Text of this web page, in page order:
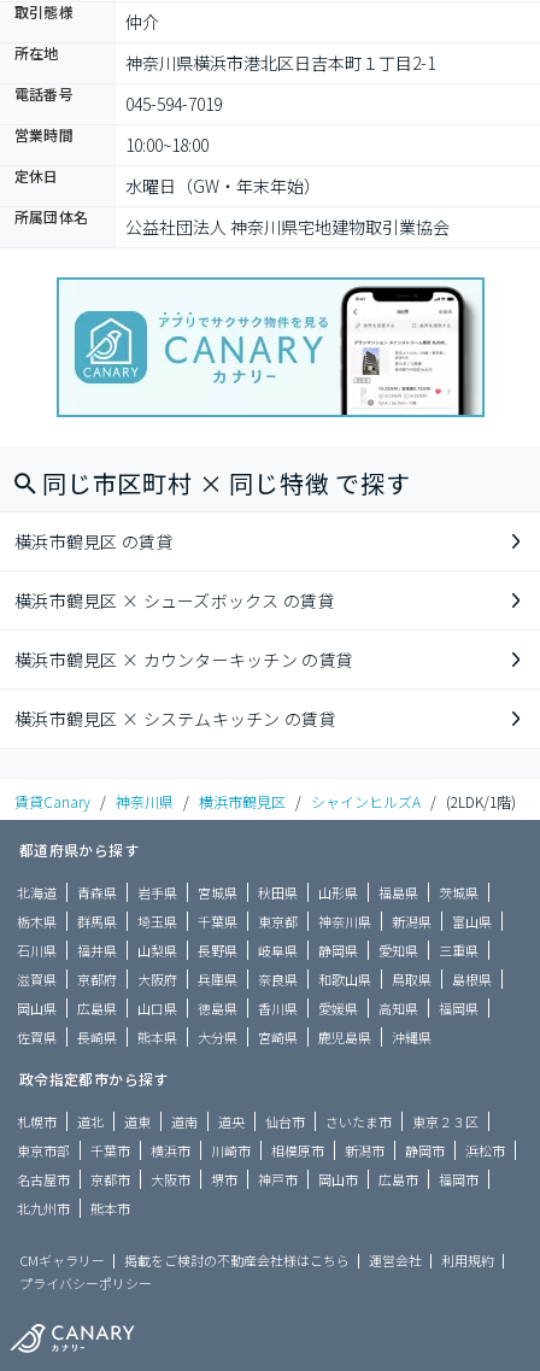
取引態様 仲介
所在地 神奈川県横浜市港北区日吉本町１丁目2-1
電話番号 045-594-7019
営業時間 10:00~18:00
定休日 水曜日（GW・年末年始）
所属団体名 公益社団法人 神奈川県宅地建物取引業協会
同じ市区町村 × 同じ特徴 で探す
横浜市鶴見区 の賃貸
横浜市鶴見区 × シューズボックス の賃貸
横浜市鶴見区 × カウンターキッチン の賃貸
横浜市鶴見区 × システムキッチン の賃貸
賃貸Canary / 神奈川県 / 横浜市鶴見区 / シャインヒルズA / (2LDK/1階)
都道府県から探す
北海道 青森県 岩手県 宮城県 秋田県 山形県 福島県
茨城県
栃木県
群馬県 埼玉県 千葉県 東京都 神奈川県 新潟県
富山県
石川県
福井県 山梨県 長野県 岐阜県 静岡県 愛知県
三重県
滋賀県
京都府 大阪府 兵庫県 奈良県 和歌山県 鳥取県
島根県
岡山県
広島県 山口県 徳島県 香川県 愛媛県 高知県
福岡県
佐賀県
長崎県 熊本県 大分県 宮崎県 鹿児島県 沖縄県
政令指定都市から探す
札幌市 道北 道東 道南 道央 仙台市 さいたま市
東京２３区
東京市部
千葉市 横浜市 川崎市 相模原市 新潟市 静岡市
浜松市
名古屋市
京都市 大阪市 堺市 神戸市 岡山市 広島市
福岡市
北九州市
熊本市
CMギャラリー 掲載をご検討の不動産会社様はこちら 運営会社
利用規約
プライバシーポリシー